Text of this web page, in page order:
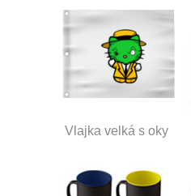
Vlajka velká s oky